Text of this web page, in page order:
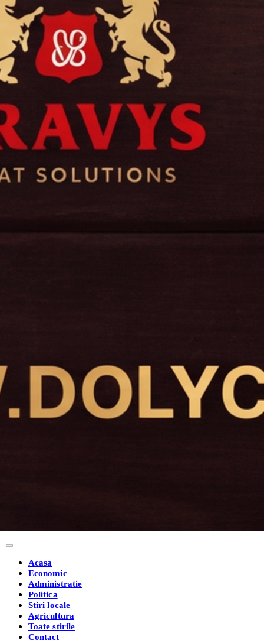
Acasa
Economic
Administratie
Politica
Stiri locale
Agricultura
Toate stirile
Contact